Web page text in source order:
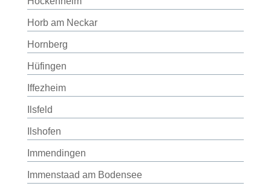
Horb am Neckar
Hornberg
Hüfingen
Iffezheim
Ilsfeld
Ilshofen
Immendingen
Immenstaad am Bodensee